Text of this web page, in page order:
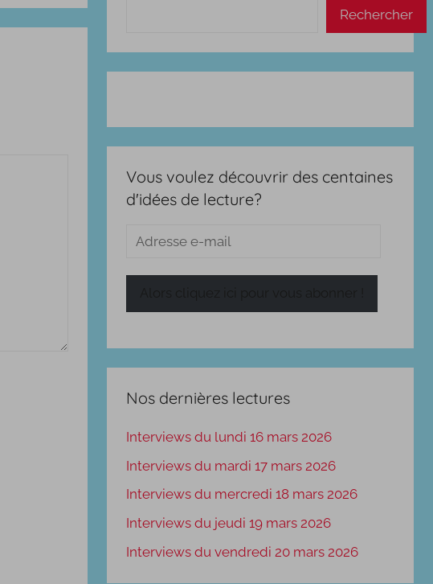
Rechercher
Vous voulez découvrir des centaines
d'idées de lecture?
Adresse
Nos dernières lectures
Interviews du lundi 16 mars 2026
Interviews du mardi 17 mars 2026
Interviews du mercredi 18 mars 2026
Interviews du jeudi 19 mars 2026
Interviews du vendredi 20 mars 2026